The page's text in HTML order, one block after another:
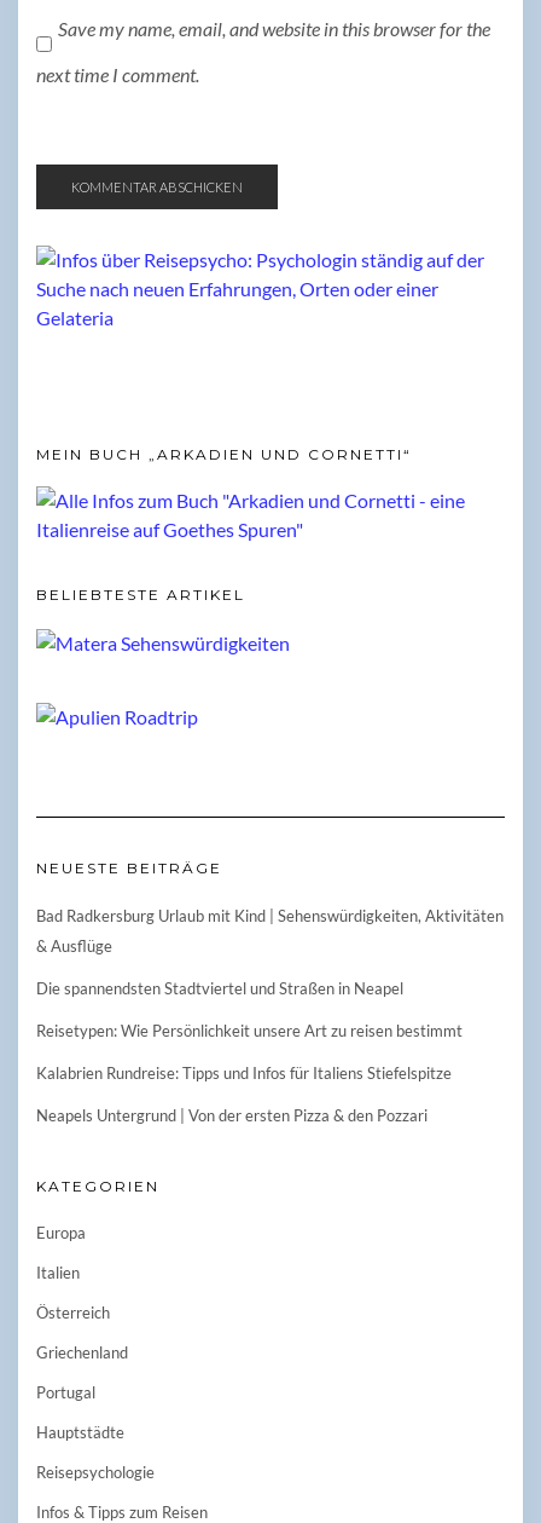
Save my name, email, and website in this browser for the
next time I comment.
MEIN BUCH „ARKADIEN UND CORNETTI“
BELIEBTESTE ARTIKEL
NEUESTE BEITRÄGE
Bad Radkersburg Urlaub mit Kind | Sehenswürdigkeiten, Aktivitäten
& Ausflüge
Die spannendsten Stadtviertel und Straßen in Neapel
Reisetypen: Wie Persönlichkeit unsere Art zu reisen bestimmt
Kalabrien Rundreise: Tipps und Infos für Italiens Stiefelspitze
Neapels Untergrund | Von der ersten Pizza & den Pozzari
KATEGORIEN
Europa
Italien
Österreich
Griechenland
Portugal
Hauptstädte
Reisepsychologie
Infos & Tipps zum Reisen